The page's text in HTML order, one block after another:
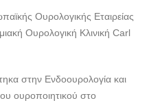
Ουρολογικής Εταιρείας
Ουρολογική Κλινική Carl
στην Ενδοουρολογία και
ουροποιητικού στο